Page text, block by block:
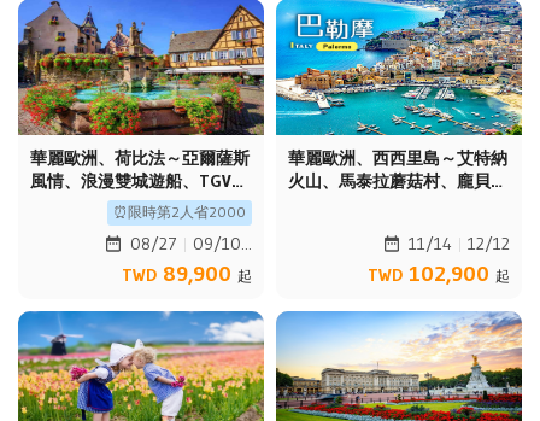
華麗歐洲、荷比法～亞爾薩斯
風情、浪漫雙城遊船、TGV高
速列車、百年古蹟餐廳10日
⏰限時第2人省2000
08/27
09/10
TWD 89,900 起
華麗歐洲、西西里島～艾特納
火山、馬泰拉蘑菇村、龐貝火
11/14
12/12
TWD 102,900 起